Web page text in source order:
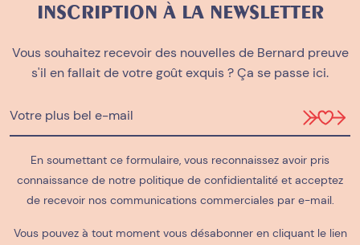
INSCRIPTION À LA NEWSLETTER
Vous souhaitez recevoir des nouvelles de Bernard preuve
s'il en fallait de votre goût exquis ? Ça se passe ici.
En soumettant ce formulaire, vous reconnaissez avoir pris
connaissance de notre politique de confidientalité et acceptez
de recevoir nos communications commerciales par e-mail.
Vous pouvez à tout moment vous désabonner en cliquant le lien